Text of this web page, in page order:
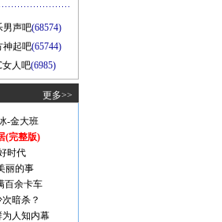
男声吧(68574)
神起吧(65744)
人吧(6985)
更多>>
-金大班
(完整版)
时代
丽的事
百余卡车
暗杀？
为人知内幕